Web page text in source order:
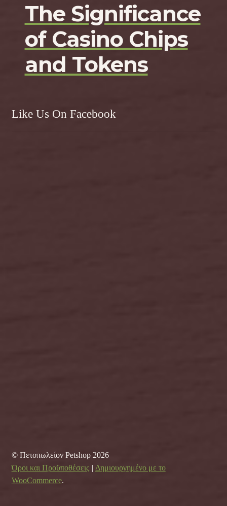
The Significance
of Casino Chips
and Tokens
Like Us On Facebook
© Πετοπωλείον Petshop 2026
Όροι και Προϋποθέσεις
Δημιουργημένο με το
WooCommerce.